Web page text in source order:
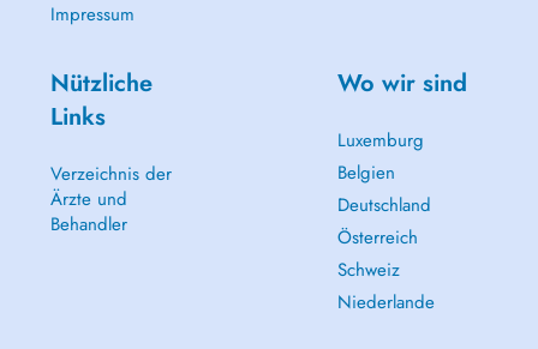
Impressum
Nützliche
Links
Verzeichnis der
Ärzte und
Behandler
Wo wir sind
Luxemburg
Belgien
Deutschland
Österreich
Schweiz
Niederlande